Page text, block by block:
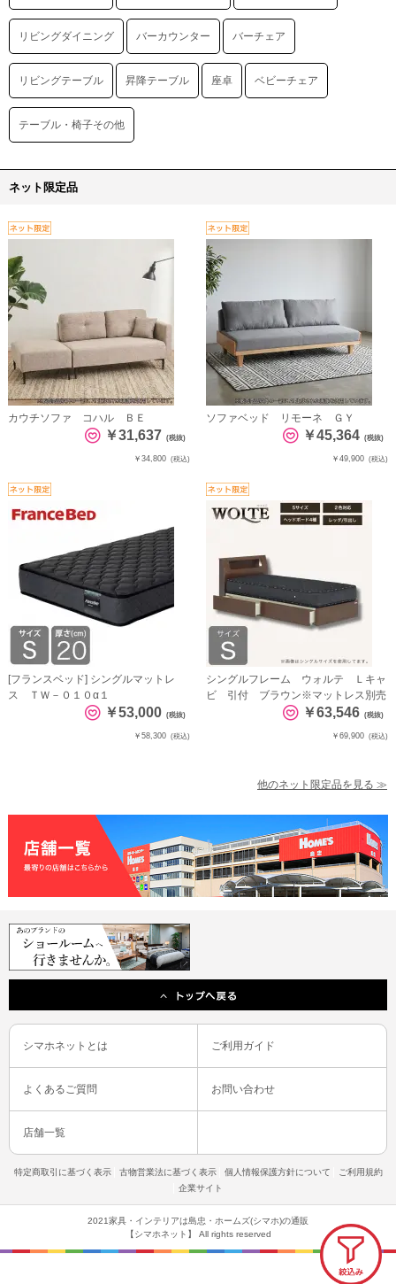
リビングダイニング バーカウンター バーチェア
リビングテーブル 昇降テーブル 座卓 ベビーチェア
テーブル・椅子その他
ネット限定品
カウチソファ コハル ＢＥ
￥31,637 (税抜)
￥34,800 (税込)
ソファベッド リモーネ ＧＹ
￥45,364 (税抜)
￥49,900 (税込)
[フランスベッド] シングルマットレ
ス ＴＷ－０１０α１
￥53,000 (税抜)
￥58,300 (税込)
シングルフレーム ウォルテ Ｌキャ
ビ 引付 ブラウン※マットレス別売
￥63,546 (税抜)
￥69,900 (税込)
他のネット限定品を見る ≫
シマホネットとは ご利用ガイド
よくあるご質問 お問い合わせ
店舗一覧
特定商取引に基づく表示 古物営業法に基づく表示 個人情報保護方針について
ご利用規約
企業サイト
2021家具・インテリアは島忠・ホームズ(シマホ)の通販
【シマホネット】 All rights reserved